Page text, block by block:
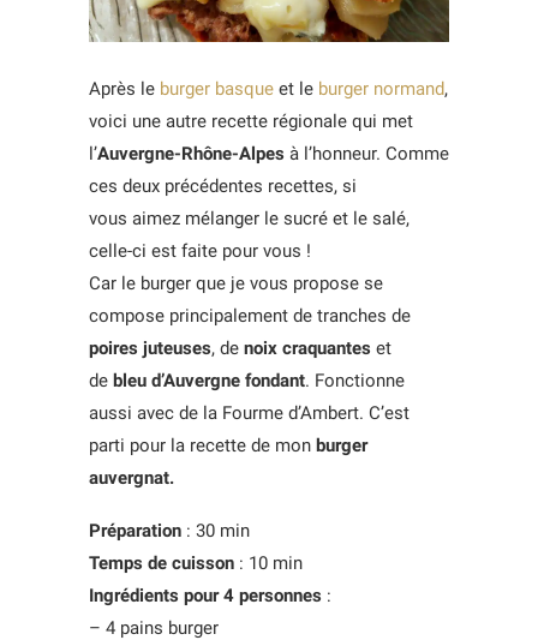
Après le burger basque et le burger normand,
voici une autre recette régionale qui met
l’Auvergne-Rhône-Alpes à l’honneur. Comme
ces deux précédentes recettes, si
vous aimez mélanger le sucré et le salé,
celle-ci est faite pour vous !
Car le burger que je vous propose se
compose principalement de tranches de
poires juteuses, de noix craquantes et
de bleu d’Auvergne fondant. Fonctionne
aussi avec de la Fourme d’Ambert. C’est
parti pour la recette de mon burger
auvergnat.
Préparation : 30 min
Temps de cuisson : 10 min
Ingrédients pour 4 personnes :
– 4 pains burger